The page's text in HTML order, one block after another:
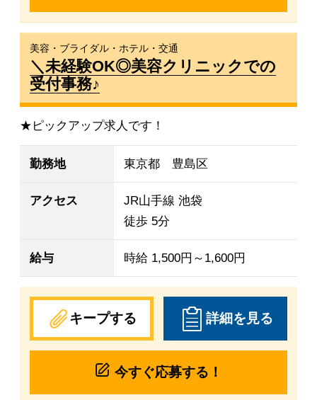
美容・ブライダル・ホテル・交通
＼未経験OK◎美容クリニックでの
受付事務♪
★ピックアップ求人です！
勤務地 東京都 豊島区
アクセス
JR山手線 池袋
徒歩 5分
給与 時給 1,500円～1,600円
キープする 詳細を見る
今すぐ応募する！